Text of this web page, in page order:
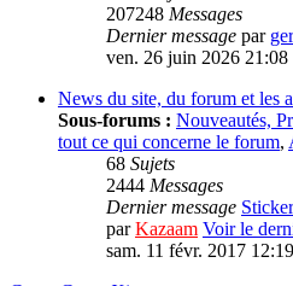
207248 Messages
Dernier message par
ven. 26 juin 2026 21:08
News du site, du forum et les
Sous-forums : Nouveautés,
tout ce qui concerne le forum,
68 Sujets
2444 Messages
Dernier message
parKazaam Voir le
sam. 11 févr. 2017 12:19